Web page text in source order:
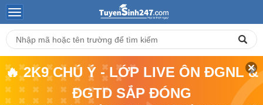
🔥 2K9 CHÚ Ý - LỚP LIVE ÔN ĐGNL &
ĐGTD SẮP ĐÓNG